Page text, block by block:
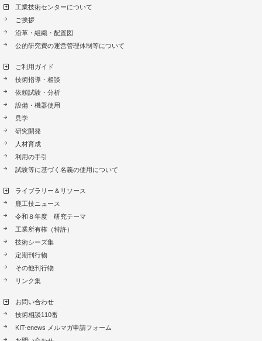
工業技術センターについて
ご挨拶
沿革・組織・配置図
公的研究費の運営管理体制等について
ご利用ガイド
技術指導・相談
依頼試験・分析
設備・機器使用
見学
研究開発
人材育成
利用の手引
試験等に基づく名義の使用について
ライブラリー＆リソース
鹿工技ニュース
令和８年度 研究テーマ
工業所有権（特許）
技術シーズ集
定期刊行物
その他刊行物
リンク集
お問い合わせ
技術相談110番
KIT-enews メルマガ申請フォーム